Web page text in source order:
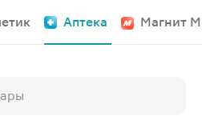
Аптека Магнит